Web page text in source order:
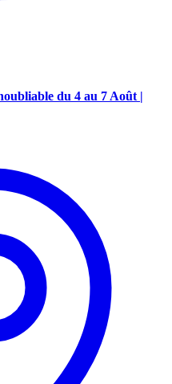
du 4 au 7 Août |